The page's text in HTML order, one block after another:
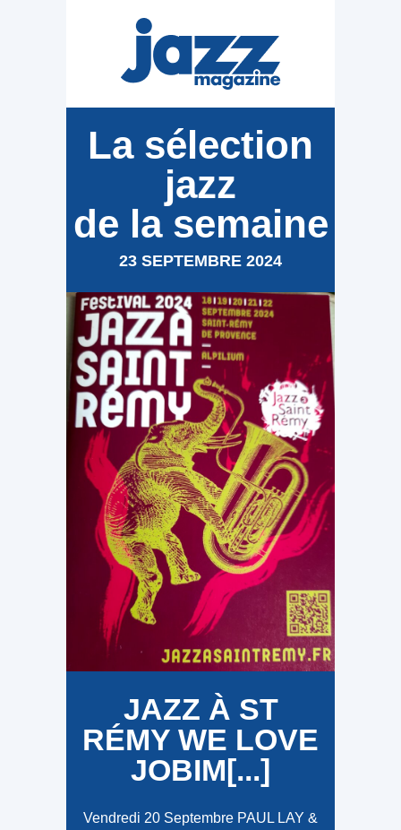
La sélection
jazz
de la semaine
23 SEPTEMBRE 2024
JAZZ À ST
RÉMY WE LOVE
JOBIM[...]
Vendredi 20 Septembre PAUL LAY &